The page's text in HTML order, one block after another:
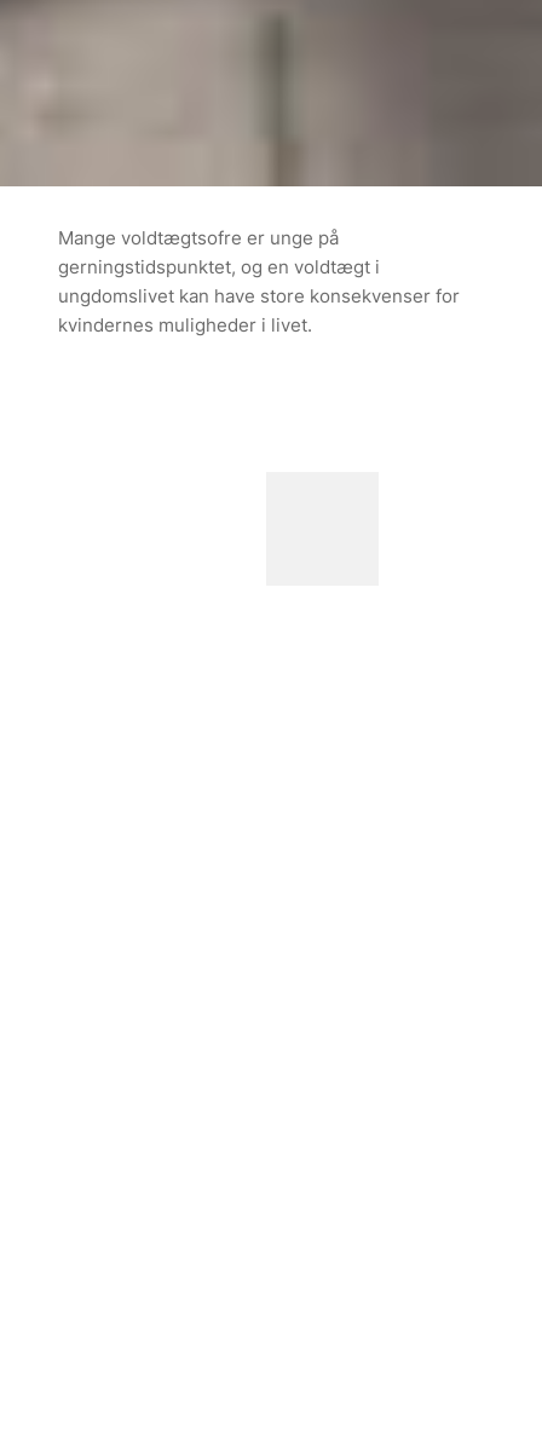
Mange voldtægtsofre er unge på
gerningstidspunktet, og en voldtægt i
ungdomslivet kan have store konsekvenser for
kvindernes muligheder i livet.